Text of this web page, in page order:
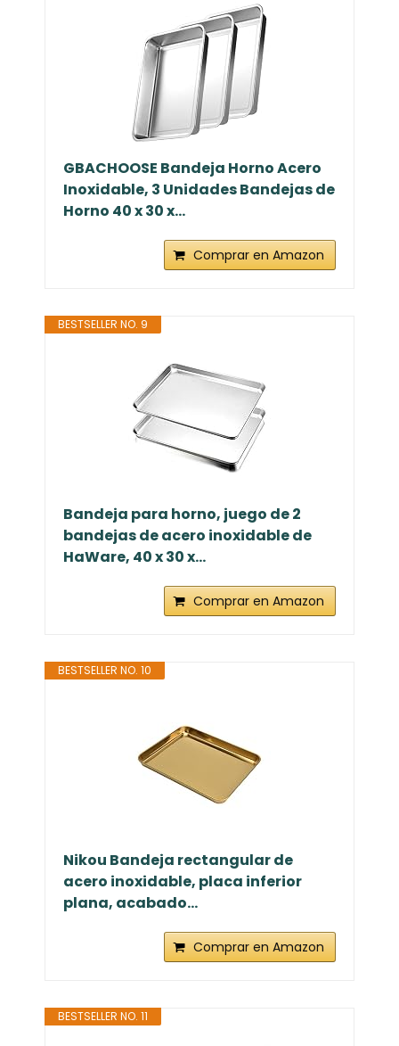
GBACHOOSE Bandeja Horno Acero
Inoxidable, 3 Unidades Bandejas de
Horno 40 x 30 x...
Comprar en Amazon
BESTSELLER NO. 9
Bandeja para horno, juego de 2
bandejas de acero inoxidable de
HaWare, 40 x 30 x...
Comprar en Amazon
BESTSELLER NO. 10
Nikou Bandeja rectangular de
acero inoxidable, placa inferior
plana, acabado...
Comprar en Amazon
BESTSELLER NO. 11